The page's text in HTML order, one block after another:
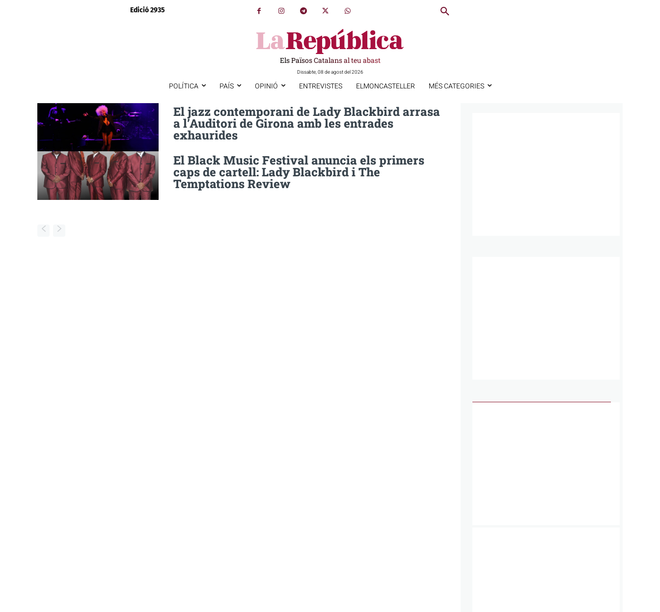
Edició 2935
Els Països Catalans al teu abast
Dissabte, 08 de agost del 2026
POLÍTICA PAÍS OPINIÓ ENTREVISTES ELMONCASTELLER MÉS CATEGORIES
El jazz contemporani de Lady Blackbird arrasa
a l’Auditori de Girona amb les entrades
exhaurides
El Black Music Festival anuncia els primers
caps de cartell: Lady Blackbird i The
Temptations Review